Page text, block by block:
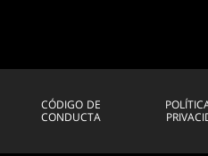
CÓDIGO DE
CONDUCTA